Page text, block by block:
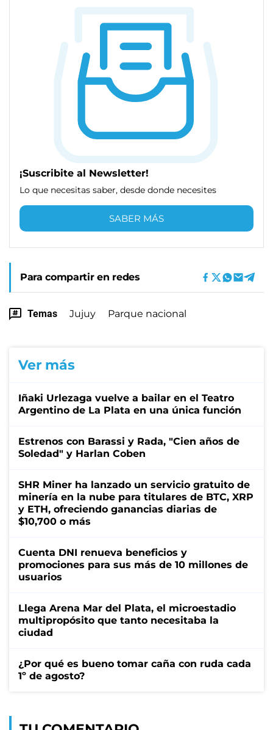
¡Suscribite al Newsletter!
Lo que necesitas saber, desde donde necesites
SABER MÁS
Para compartir en redes
Temas Jujuy Parque nacional
Ver más
Iñaki Urlezaga vuelve a bailar en el Teatro
Argentino de La Plata en una única función
Estrenos con Barassi y Rada, "Cien años de
Soledad" y Harlan Coben
SHR Miner ha lanzado un servicio gratuito de
minería en la nube para titulares de BTC, XRP
y ETH, ofreciendo ganancias diarias de
$10,700 o más
Cuenta DNI renueva beneficios y
promociones para sus más de 10 millones de
usuarios
Llega Arena Mar del Plata, el microestadio
multipropósito que tanto necesitaba la
ciudad
¿Por qué es bueno tomar caña con ruda cada
1º de agosto?